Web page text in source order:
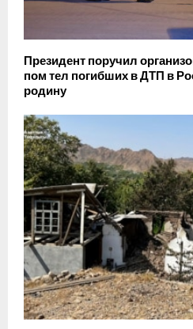
Президент поручил
пом тел погибших в ДТП в
родину